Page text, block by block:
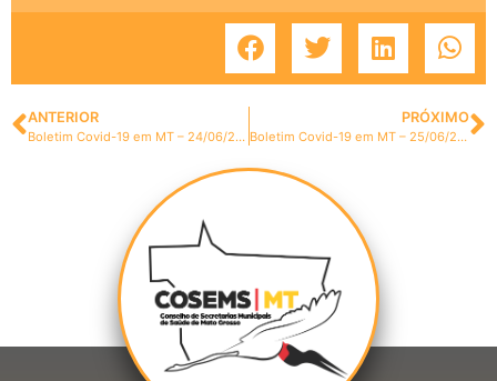
ANTERIOR
Boletim Covid-19 em MT – 24/06/2020
PRÓXIMO
Boletim Covid-19 em MT – 25/06/2020